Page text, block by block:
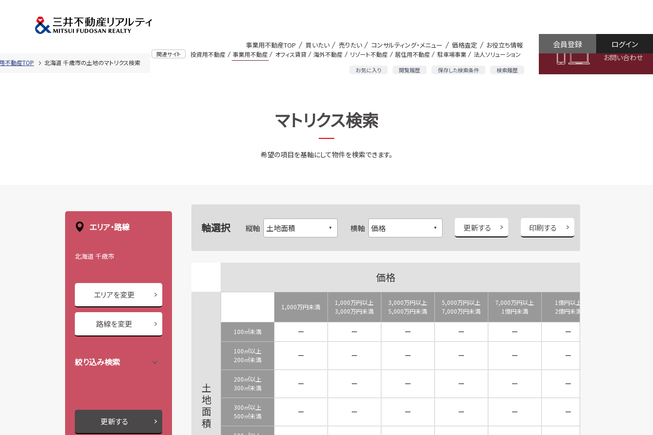
関連サイト 投資用不動産 事業用不動産 オフィス賃貸 海外不動産 リゾート不動産 居住用不動産 駐車場事業 法人ソリューション
お気に入り 閲覧履歴 保存した検索条件 検索履歴
事業用不動産TOP 買いたい 売りたい コンサルティング・メニュー 価格査定 お役立ち情報
お問い合わせ
ログイン
会員登録
不動産TOP 北海道 千歳市の土地のマトリクス検索
マトリクス検索
希望の項目を基軸にして物件を検索できます。
エリア・路線
北海道 千歳市
エリアを変更
路線を変更
絞り込み検索
更新する
軸選択 縦軸 横軸 更新する 印刷する
価格
土地面積
1,000万円未満
1,000万円以上
3,000万円未満
3,000万円以上
5,000万円未満
5,000万円以上
7,000万円未満
7,000万円以上
1億円未満
1億円以上
2億円未満
100㎡未満 － － － － － －
100㎡以上
200㎡未満
－ － － － － －
200㎡以上
300㎡未満
－ － － － － －
300㎡以上
500㎡未満
－ － － － － －